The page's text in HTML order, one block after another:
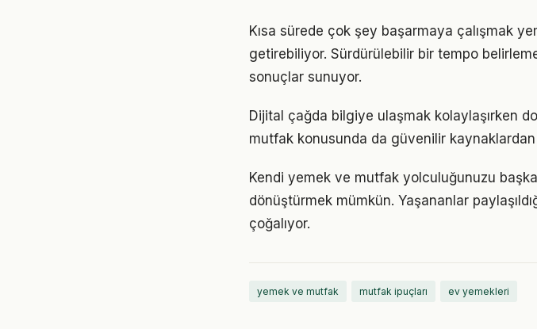
Kısa sürede çok şey başarmaya çalışmak
getirebiliyor. Sürdürülebilir bir tempo
sonuçlar sunuyor.
Dijital çağda bilgiye ulaşmak kolaylaşırken
mutfak konusunda da güvenilir
Kendi yemek ve mutfak yolculuğunuzu
dönüştürmek mümkün. Yaşananlar
çoğalıyor.
yemek ve mutfak mutfak ipuçları ev yemekleri